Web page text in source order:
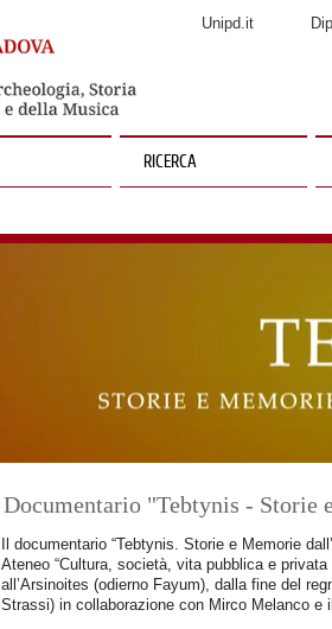
Unipd.it
RICERCA
Documentario "Tebtynis - Storie
Il documentario “Tebtynis. Storie e Memorie
Ateneo “Cultura, società, vita pubblica e
all’Arsinoites (odierno Fayum), dalla fine del
Strassi) in collaborazione con Mirco Melanco e